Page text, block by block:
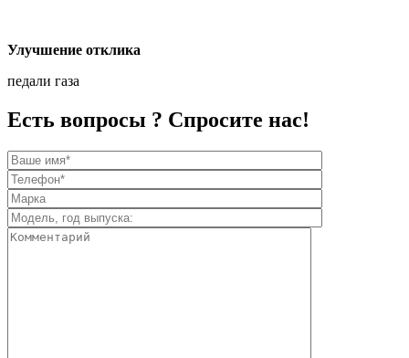
Улучшение отклика
педали газа
Есть вопросы ? Спросите нас!